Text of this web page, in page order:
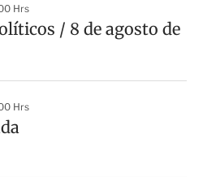
Hrs
/ 8 de agosto de
Hrs